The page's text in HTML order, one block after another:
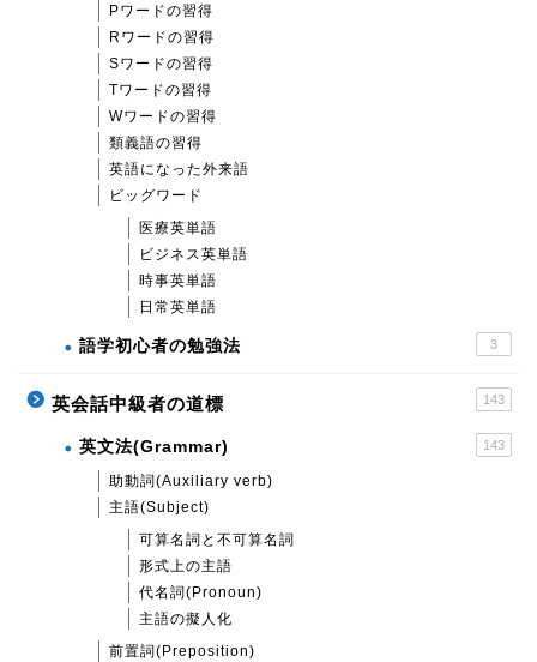
Pワードの習得
Rワードの習得
Sワードの習得
Tワードの習得
Wワードの習得
類義語の習得
英語になった外来語
ビッグワード
医療英単語
ビジネス英単語
時事英単語
日常英単語
語学初心者の勉強法 3
英会話中級者の道標 143
英文法(Grammar) 143
助動詞(Auxiliary verb)
主語(Subject)
可算名詞と不可算名詞
形式上の主語
代名詞(Pronoun)
主語の擬人化
前置詞(Preposition)